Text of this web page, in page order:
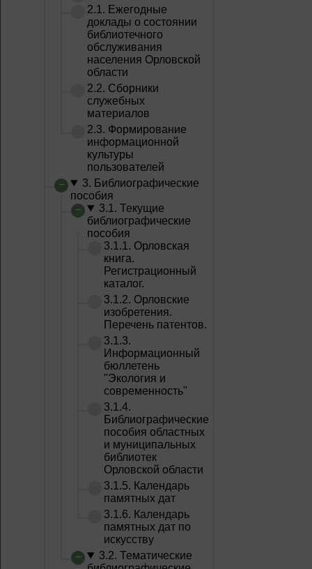
2.1. Ежегодные
доклады о состоянии
библиотечного
обслуживания
населения Орловской
области
2.2. Сборники
служебных
материалов
2.3. Формирование
информационной
культуры
пользователей
3. Библиографические
пособия
3.1. Текущие
библиографические
пособия
3.1.1. Орловская
книга.
Регистрационный
каталог.
3.1.2. Орловские
изобретения.
Перечень патентов.
3.1.3.
Информационный
бюллетень
"Экология и
современность"
3.1.4.
Библиографические
пособия областных
и муниципальных
библиотек
Орловской области
3.1.5. Календарь
памятных дат
3.1.6. Календарь
памятных дат по
искусству
3.2. Тематические